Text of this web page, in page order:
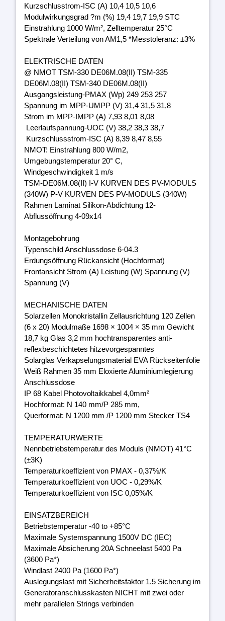
Kurzschlusstrom-ISC (A) 10,4 10,5 10,6
Modulwirkungsgrad ?m (%) 19,4 19,7 19,9 STC
Einstrahlung 1000 W/m², Zelltemperatur 25°C
Spektrale Verteilung von AM1,5 *Messtoleranz: ±3%
ELEKTRISCHE DATEN
@ NMOT TSM-330 DE06M.08(II) TSM-335
DE06M.08(II) TSM-340 DE06M.08(II)
Ausgangsleistung-PMAX (Wp) 249 253 257
Spannung im MPP-UMPP (V) 31,4 31,5 31,8
Strom im MPP-IMPP (A) 7,93 8,01 8,08
Leerlaufspannung-UOC (V) 38,2 38,3 38,7
Kurzschlussstrom-ISC (A) 8,39 8,47 8,55
NMOT: Einstrahlung 800 W/m2,
Umgebungstemperatur 20° C,
Windgeschwindigkeit 1 m/s
TSM-DE06M.08(II) I-V KURVEN DES PV-MODULS
(340W) P-V KURVEN DES PV-MODULS (340W)
Rahmen Laminat Silikon-Abdichtung 12-
Abflussöffnung 4-09x14
Montagebohrung
Typenschild Anschlussdose 6-04.3
Erdungsöffnung Rückansicht (Hochformat)
Frontansicht Strom (A) Leistung (W) Spannung (V)
Spannung (V)
MECHANISCHE DATEN
Solarzellen Monokristallin Zellausrichtung 120 Zellen
(6 x 20) Modulmaße 1698 × 1004 × 35 mm Gewicht
18,7 kg Glas 3,2 mm hochtransparentes anti-
reflexbeschichtetes hitzevorgespanntes
Solarglas Verkapselungsmaterial EVA Rückseitenfolie
Weiß Rahmen 35 mm Eloxierte Aluminiumlegierung
Anschlussdose
IP 68 Kabel Photovoltaikkabel 4,0mm²
Hochformat: N 140 mm/P 285 mm,
Querformat: N 1200 mm /P 1200 mm Stecker TS4
TEMPERATURWERTE
Nennbetriebstemperatur des Moduls (NMOT) 41°C
(±3K)
Temperaturkoeffizient von PMAX - 0,37%/K
Temperaturkoeffizient von UOC - 0,29%/K
Temperaturkoeffizient von ISC 0,05%/K
EINSATZBEREICH
Betriebstemperatur -40 to +85°C
Maximale Systemspannung 1500V DC (IEC)
Maximale Absicherung 20A Schneelast 5400 Pa
(3600 Pa*)
Windlast 2400 Pa (1600 Pa*)
Auslegungslast mit Sicherheitsfaktor 1.5 Sicherung im
Generatoranschlusskasten NICHT mit zwei oder
mehr parallelen Strings verbinden